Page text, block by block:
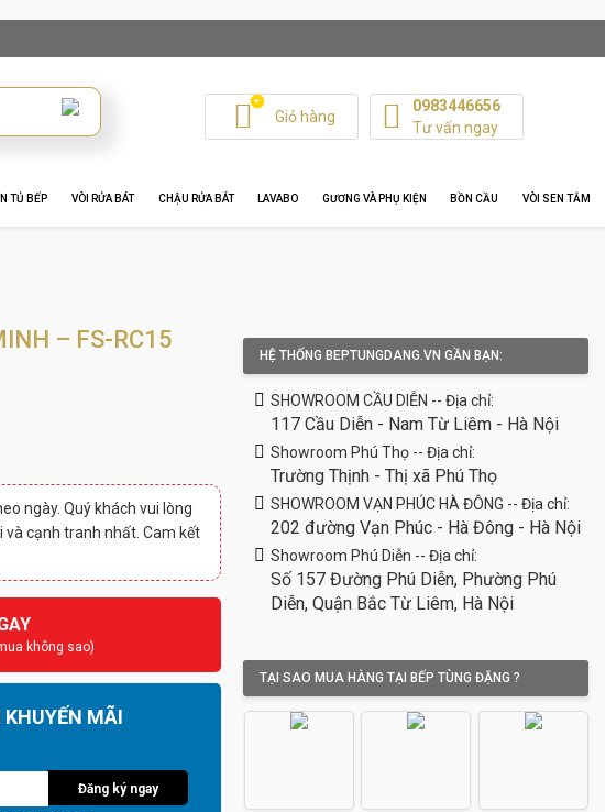
+
Giỏ hàng
0983446656
Tư vấn ngay
TỦ BẾP VÒI RỬA BÁT CHẬU RỬA BÁT LAVABO GƯƠNG VÀ PHỤ KIỆN BỒN CẦU VÒI SEN TẮM
– FS-RC15
ngày. Quý khách vui lòng
và cạnh tranh nhất. Cam kết
không sao)
MÃI
Đăng ký ngay
HỆ THỐNG BEPTUNGDANG.VN GẦN BẠN:
SHOWROOM CẦU DIỄN -- Địa chỉ:
117 Cầu Diễn - Nam Từ Liêm - Hà Nội
Showroom Phú Thọ -- Địa chỉ:
Trường Thịnh - Thị xã Phú Thọ
SHOWROOM VẠN PHÚC HÀ ĐÔNG -- Địa chỉ:
202 đường Vạn Phúc - Hà Đông - Hà Nội
Showroom Phú Diễn -- Địa chỉ:
Số 157 Đường Phú Diễn, Phường Phú
Diễn, Quận Bắc Từ Liêm, Hà Nội
TẠI SAO MUA HÀNG TẠI BẾP TÙNG ĐẶNG ?